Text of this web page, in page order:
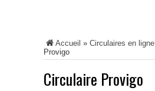
Accueil » Circulaires en ligne
Provigo
Circulaire Provigo